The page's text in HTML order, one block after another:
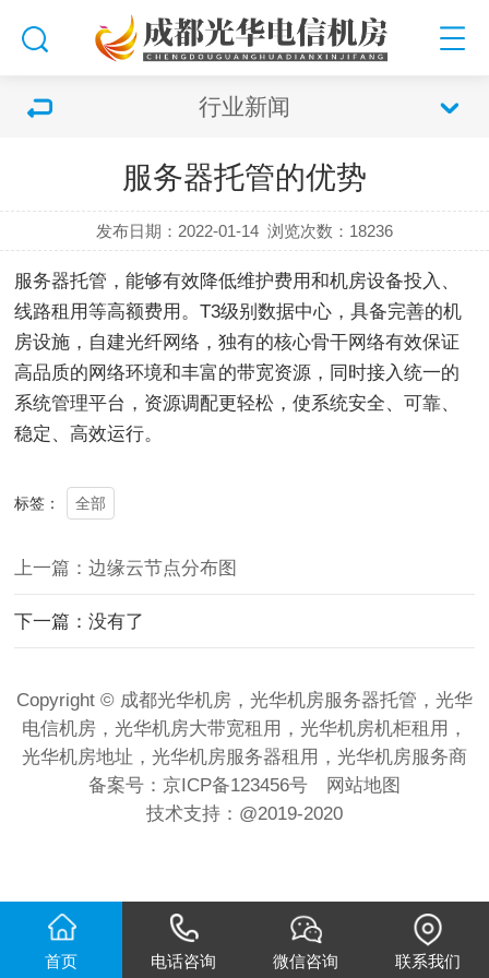
行业新闻
服务器托管的优势
发布日期：2022-01-14 浏览次数： 18236
服务器托管，能够有效降低维护费用和机房设备投入、
线路租用等高额费用。T3级别数据中心，具备完善的机
房设施，自建光纤网络，独有的核心骨干网络有效保证
高品质的网络环境和丰富的带宽资源，同时接入统一的
系统管理平台，资源调配更轻松，使系统安全、可靠、
稳定、高效运行。
标签： 全部
上一篇：边缘云节点分布图
下一篇：没有了
Copyright © 成都光华机房，光华机房服务器托管，光华
电信机房，光华机房大带宽租用，光华机房机柜租用，
光华机房地址，光华机房服务器租用，光华机房服务商
备案号： 京ICP备123456号
网站地图
技术支持： @2019-2020
首页 电话咨询 微信咨询 联系我们